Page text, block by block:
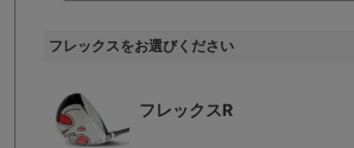
フレックスをお選びください
フレックスR